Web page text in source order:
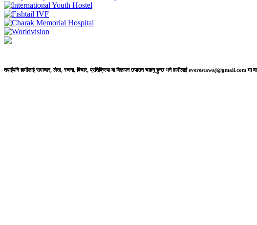
तपाईंपनि हामीलाई समाचार, लेख, रचना, बिचार, प्रतिक्रिया वा विज्ञापन छपाउन चाहनु हुन्छ भने हामीलाई everestawaj@gmail.com मा